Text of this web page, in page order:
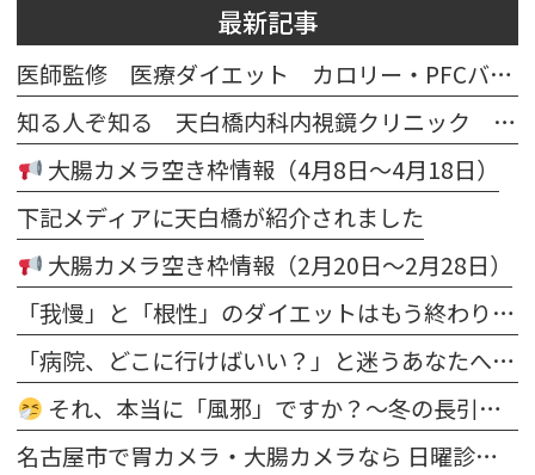
最新記事
医師監修 医療ダイエット カロリー・PFCバランス計算シート
知る人ぞ知る 天白橋内科内視鏡クリニック マスコット テンパクノダギツネ イラスト
大腸カメラ空き枠情報（4月8日～4月18日）
下記メディアに天白橋が紹介されました
大腸カメラ空き枠情報（2月20日～2月28日）
「我慢」と「根性」のダイエットはもう終わり。医師が寄り添う“科学的な減量”で、理想の自分を今度こそ手に入れる
「病院、どこに行けばいい？」と迷うあなたへ。内科・発熱からダイエット・脱毛まで“まとめて相談できる”新しいクリニックのカタチ
それ、本当に「風邪」ですか？〜冬の長引く鼻・のどの不調は“隠れ花粉症”かもしれません〜
名古屋市で胃カメラ・大腸カメラなら 日曜診療・鎮静検査対応｜天白橋内科内視鏡クリニック